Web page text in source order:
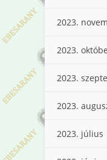
2023.
2023.
2023.
2023.
2023. július